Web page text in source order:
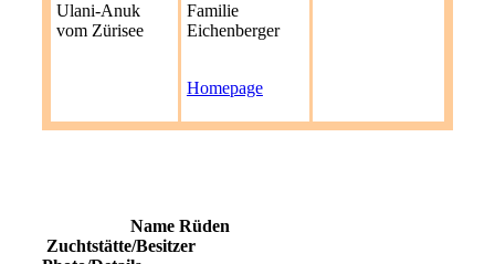
Ulani-Anuk
vom Zürisee
Familie
Eichenberger
Homepage
Name Rüden
Zuchtstätte/Besitzer